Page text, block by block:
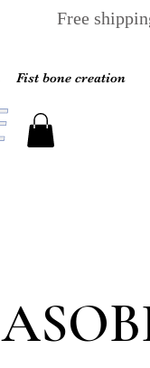
Free
Fist bone creation